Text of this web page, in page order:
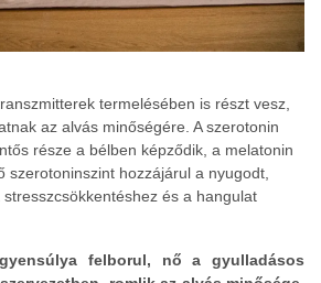
termelésében is részt vesz,
az alvás minőségére. A szerotonin
része a bélben képződik, a melatonin
szerotoninszint hozzájárul a nyugodt,
és a hangulat
felborul, nő a gyulladásos